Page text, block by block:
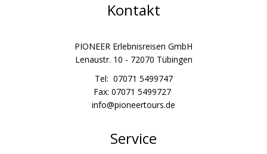
Kontakt
PIONEER Erlebnisreisen GmbH
Lenaustr. 10 - 72070 Tübingen
Tel: 07071 5499747
Fax: 07071 5499727
info@pioneertours.de
Service